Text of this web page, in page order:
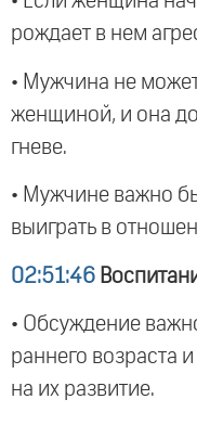
рождает в нем
• Мужчина не
женщиной, и она
гневе.
• Мужчине важно
выиграть в
02:51:46
• Обсуждение
раннего возраста
на их развитие.